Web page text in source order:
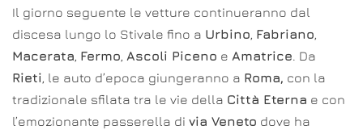
Il giorno seguente le vetture continueranno dal
discesa lungo lo Stivale fino a Urbino, Fabriano,
Macerata, Fermo, Ascoli Piceno e Amatrice. Da
Rieti, le auto d’epoca giungeranno a Roma, con la
tradizionale sfilata tra le vie della Città Eterna e con
l’emozionante passerella di via Veneto dove ha